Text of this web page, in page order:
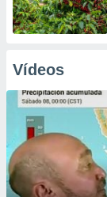
Vídeos